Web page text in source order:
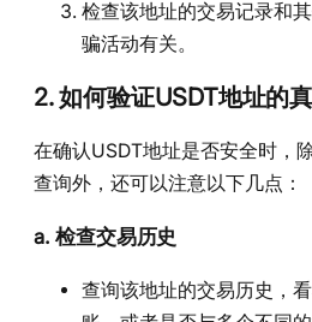
检查该地址的交易记录和
骗活动有关。
2. 如何验证USDT地址的
在确认USDT地址是否安全时，
查询外，还可以注意以下几点：
a.检查交易历史
查询该地址的交易历史，